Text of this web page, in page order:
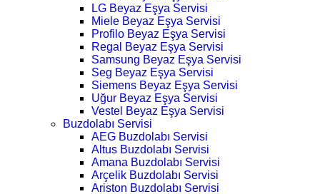
LG Beyaz Eşya Servisi
Miele Beyaz Eşya Servisi
Profilo Beyaz Eşya Servisi
Regal Beyaz Eşya Servisi
Samsung Beyaz Eşya Servisi
Seg Beyaz Eşya Servisi
Siemens Beyaz Eşya Servisi
Uğur Beyaz Eşya Servisi
Vestel Beyaz Eşya Servisi
Buzdolabı Servisi
AEG Buzdolabı Servisi
Altus Buzdolabı Servisi
Amana Buzdolabı Servisi
Arçelik Buzdolabı Servisi
Ariston Buzdolabı Servisi